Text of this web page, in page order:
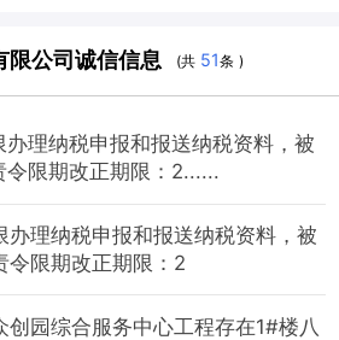
限公司诚信信息 (共 51条 )
办理纳税申报和报送纳税资料，被
令限期改正期限：2......
办理纳税申报和报送纳税资料，被
令限期改正期限：2
创园综合服务中心工程存在1#楼八